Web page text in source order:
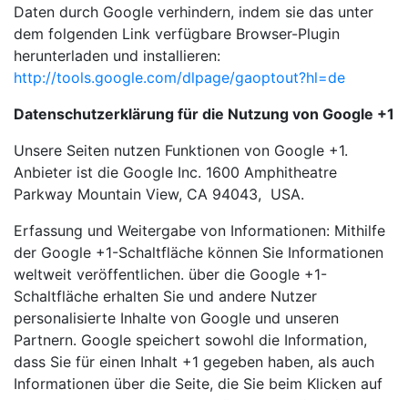
Daten durch Google verhindern, indem sie das unter
dem folgenden Link verfügbare Browser-Plugin
herunterladen und installieren:
http://tools.google.com/dlpage/gaoptout?hl=de
Datenschutzerklärung für die Nutzung von Google +1
Unsere Seiten nutzen Funktionen von Google +1.
Anbieter ist die Google Inc. 1600 Amphitheatre
Parkway Mountain View, CA 94043, USA.
Erfassung und Weitergabe von Informationen: Mithilfe
der Google +1-Schaltfläche können Sie Informationen
weltweit veröffentlichen. über die Google +1-
Schaltfläche erhalten Sie und andere Nutzer
personalisierte Inhalte von Google und unseren
Partnern. Google speichert sowohl die Information,
dass Sie für einen Inhalt +1 gegeben haben, als auch
Informationen über die Seite, die Sie beim Klicken auf